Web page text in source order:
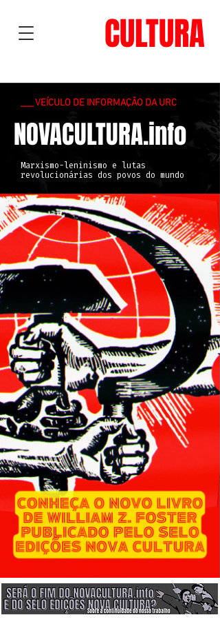
CULTURA
___ VEÍCULO DE INFORMAÇÃO DA URC
NOVACULTURA.info
Marxismo-leninismo e lutas
revolucionárias dos povos do mundo